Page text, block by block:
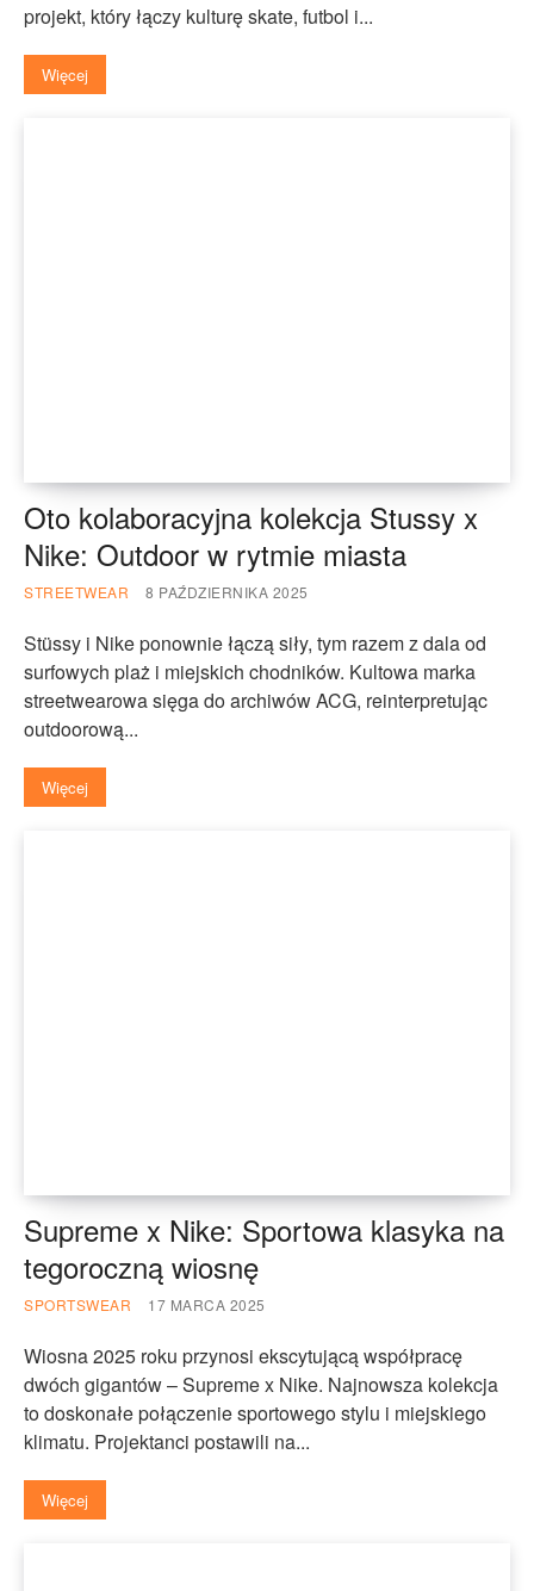
projekt, który łączy kulturę skate, futbol i...
Więcej
Oto kolaboracyjna kolekcja Stussy x
Nike: Outdoor w rytmie miasta
STREETWEAR 8 PAŹDZIERNIKA 2025
Stüssy i Nike ponownie łączą siły, tym razem z dala od
surfowych plaż i miejskich chodników. Kultowa marka
streetwearowa sięga do archiwów ACG, reinterpretując
outdoorową...
Więcej
Supreme x Nike: Sportowa klasyka na
tegoroczną wiosnę
SPORTSWEAR 17 MARCA 2025
Wiosna 2025 roku przynosi ekscytującą współpracę
dwóch gigantów – Supreme x Nike. Najnowsza kolekcja
to doskonałe połączenie sportowego stylu i miejskiego
klimatu. Projektanci postawili na...
Więcej